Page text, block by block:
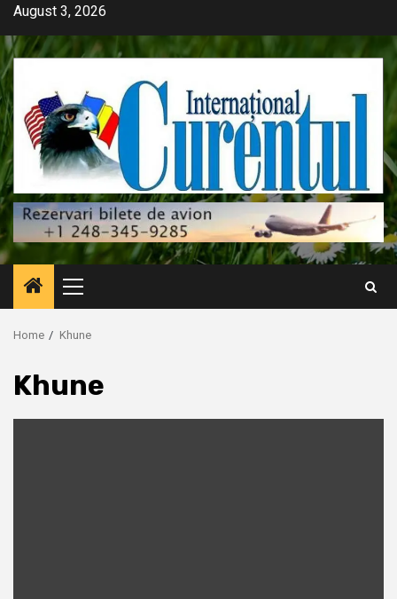
Skip
content
August 3, 2026
Primary
Menu
Home Khune
Khune